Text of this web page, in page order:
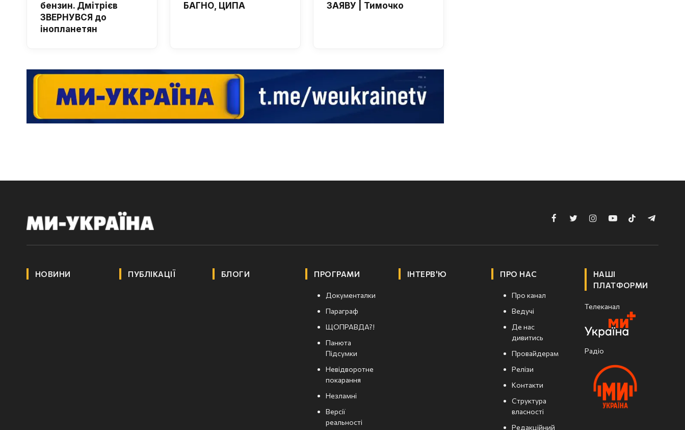
бензин. Дмітрієв
ЗВЕРНУВСЯ до
інопланетян
БАГНО, ЦИПА
ЗАЯВУ | Тимочко
FacebookTwitterInstagramYouTubeTikTokTelegram
НОВИНИ ПУБЛІКАЦІЇ БЛОГИ ПРОГРАМИ
Документалки
Параграф
ЩОПРАВДА?!
Панюта
Підсумки
Невідворотне
покарання
Незламні
Версії
реальності
ІНТЕРВ'Ю ПРО НАС
Про канал
Ведучі
Де нас
дивитись
Провайдерам
Релізи
Контакти
Структура
власності
Редакційний
НАШІ
ПЛАТФОРМИ
Телеканал
Радіо